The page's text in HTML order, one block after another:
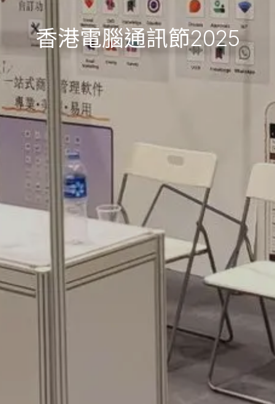
香港電腦通訊節2025